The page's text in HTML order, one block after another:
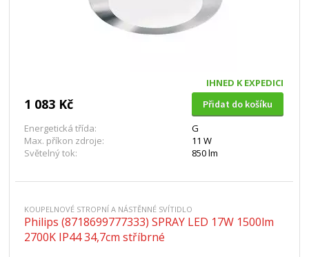
IHNED K EXPEDICI
1 083 Kč
Přidat do košíku
Energetická třída:
G
Max. příkon zdroje:
11 W
Světelný tok:
850 lm
KOUPELNOVÉ STROPNÍ A NÁSTĚNNÉ SVÍTIDLO
Philips (8718699777333) SPRAY LED 17W 1500lm
2700K IP44 34,7cm stříbrné